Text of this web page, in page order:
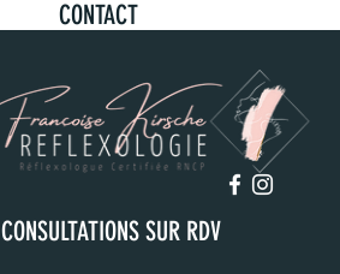
CONTACT
CONSULTATIONS SUR RDV